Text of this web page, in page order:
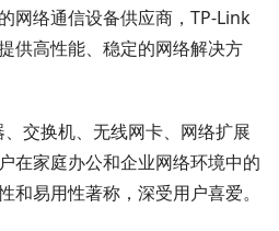
网络通信设备供应商，TP-Link
供高性能、稳定的网络解决方
交换机、无线网卡、网络扩展
在家庭办公和企业网络环境中的
和易用性著称，深受用户喜爱。